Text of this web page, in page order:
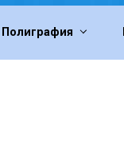
Полиграфия